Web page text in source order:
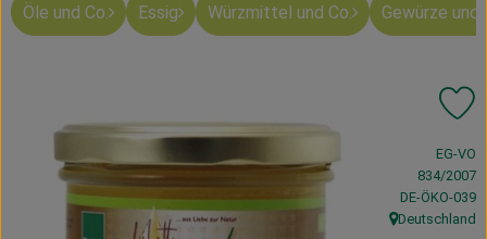
Mahlitzscher Produkte
Obst & Gemüse
Kühltheke
Öle und Co. Essig Würzmittel und Co. Gewürze und
, Verband:
EG-VO
834/2007
,DE-ÖKO-039
, Herkunft:
Deutschland